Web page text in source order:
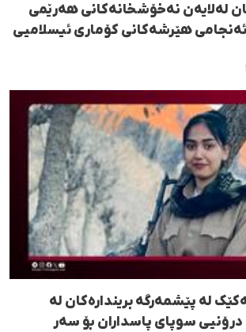
لەلایەن نەخۆشخانەکانی هەرێمی
هێرشەکانی کۆماری ئیسلامیی
لە پێشمەرگە بریندارەکان لە
سوپای پاسداران بۆ سەر